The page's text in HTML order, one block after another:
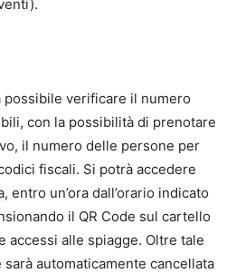
possibile verificare il numero
con la possibilità di prenotare
il numero delle persone per
fiscali. Si potrà accedere
entro un’ora dall’orario indicato
il QR Code sul cartello
accessi alle spiagge. Oltre tale
automaticamente cancellata